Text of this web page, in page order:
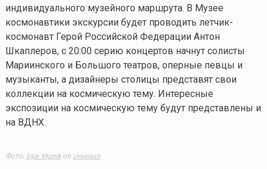
индивидуального музейного маршрута. В Музее
космонавтики экскурсии будет проводить летчик-
космонавт Герой Российской Федерации Антон
Шкаплеров, с 20:00 серию концертов начнут солисты
Мариинского и Большого театров, оперные певцы и
музыканты, а дизайнеры столицы представят свои
коллекции на космическую тему. Интересные
экспозиции на космическую тему будут представлены и
на ВДНХ.
Фото: Egor Myznikon Unsplash